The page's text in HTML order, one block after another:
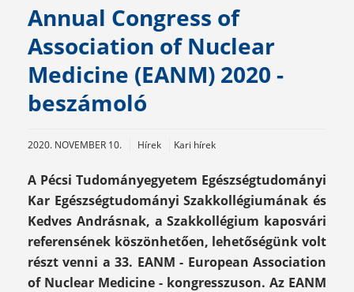
Annual Congress of
Association of Nuclear
Medicine (EANM) 2020 -
beszámoló
2020. NOVEMBER 10. Hírek Kari hírek
A Pécsi Tudományegyetem Egészségtudományi
Kar Egészségtudományi Szakkollégiumának és
Kedves Andrásnak, a Szakkollégium kaposvári
referensének köszönhetően, lehetőségünk volt
részt venni a 33. EANM - European Association
of Nuclear Medicine - kongresszuson. Az EANM